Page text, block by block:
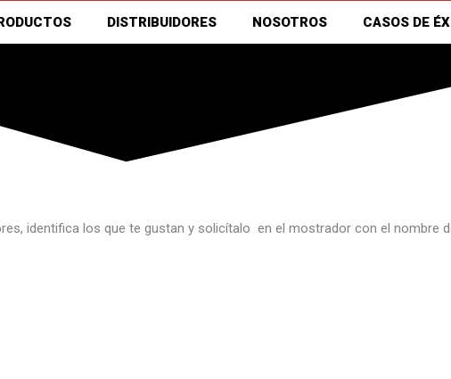
DISTRIBUIDORES NOSOTROS CASOS DE
identifica los que te gustan y solicítalo en el mostrador con el nombre